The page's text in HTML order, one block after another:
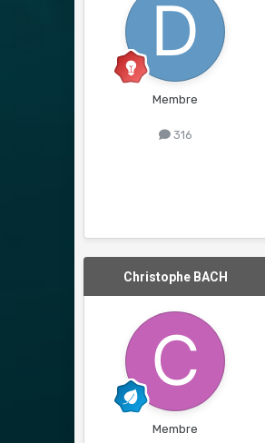
Membre
316
Christophe BACH
Membre